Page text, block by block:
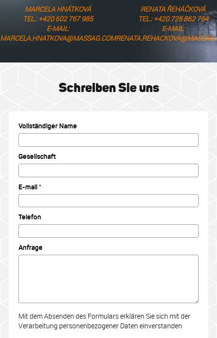
MARCELA HNÁTKOVÁ
TEL.: +420 602 767 985
E-MAIL:
MARCELA.HNATKOVA@MASSAG.COM
RENATA ŘEHÁČKOVÁ
TEL.: +420 725 862 764
E-MAIL:
Schreiben Sie uns
Vollständiger Name
Gesellschaft
E-mail *
Telefon
Anfrage
Mit dem Absenden des Formulars erklären Sie sich mit der
Verarbeitung personenbezogener Daten einverstanden